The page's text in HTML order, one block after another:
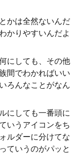
かは全然ないんだ
かりやすいんだよ
にしても、その他
間でわかればいい
ろんなことがなん
にしても一番頭に
いうアイコンをち
ルダーに分けてな
ていうのがパッと